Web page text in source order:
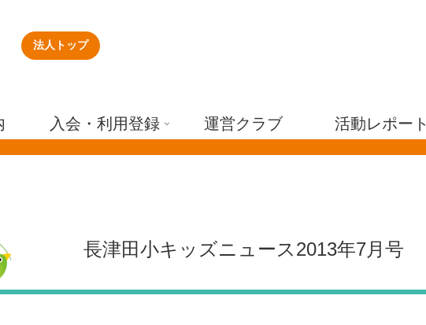
法人トップ
入会・利用登録 運営クラブ 活動レポート
長津田小キッズニュース2013年7月号